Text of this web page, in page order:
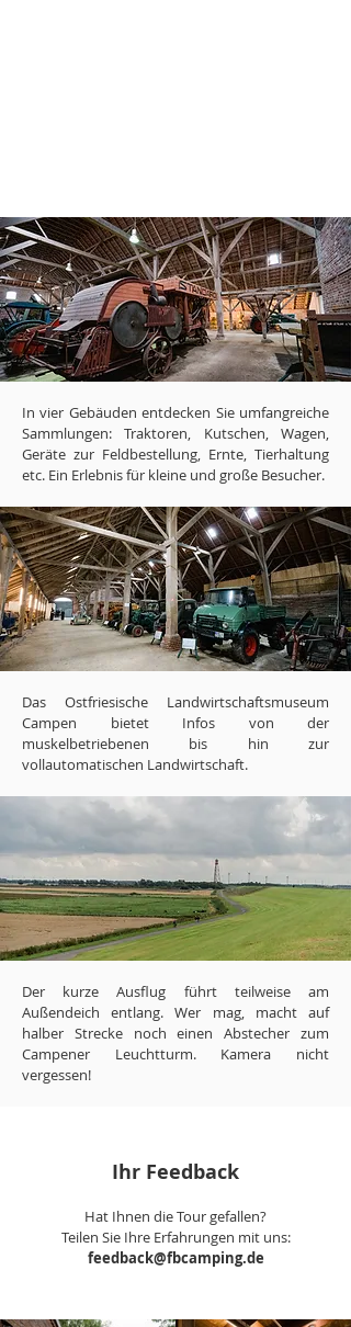
In vier Gebäuden entdecken Sie umfangreiche
Sammlungen: Traktoren, Kutschen, Wagen,
Geräte zur Feldbestellung, Ernte, Tierhaltung
etc. Ein Erlebnis für kleine und große Besucher.
Das Ostfriesische Landwirtschaftsmuseum
Campen bietet Infos von der
muskelbetriebenen bis hin zur
vollautomatischen Landwirtschaft.
Der kurze Ausflug führt teilweise am
Außendeich entlang. Wer mag, macht auf
halber Strecke noch einen Abstecher zum
Campener Leuchtturm. Kamera nicht
vergessen!
Ihr Feedback
Hat Ihnen die Tour gefallen?
Teilen Sie Ihre Erfahrungen mit uns:
feedback@fbcamping.de